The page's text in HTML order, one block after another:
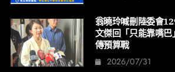
翁曉玲喊刪陸委會
文傑回「只能靠嘴
傳預算戰
2026/07/31